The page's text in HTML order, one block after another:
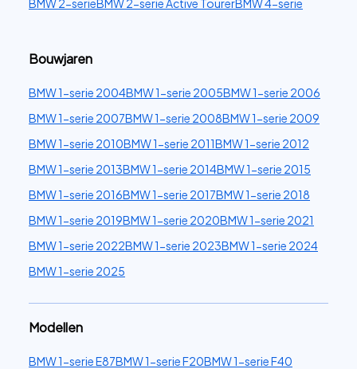
Bouwjaren
BMW 1-serie 2004BMW 1-serie 2005BMW 1-serie 2006
BMW 1-serie 2007BMW 1-serie 2008BMW 1-serie 2009
BMW 1-serie 2010BMW 1-serie 2011BMW 1-serie 2012
BMW 1-serie 2013BMW 1-serie 2014BMW 1-serie 2015
BMW 1-serie 2016BMW 1-serie 2017BMW 1-serie 2018
BMW 1-serie 2019BMW 1-serie 2020BMW 1-serie 2021
BMW 1-serie 2022BMW 1-serie 2023BMW 1-serie 2024
BMW 1-serie 2025
Modellen
BMW 1-serie E87BMW 1-serie F20BMW 1-serie F40